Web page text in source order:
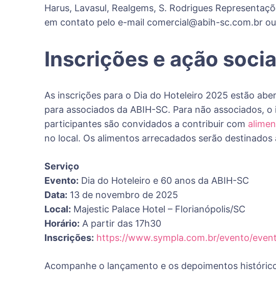
Harus, Lavasul, Realgems, S. Rodrigues
em contato pelo e-mail comercial@abih-sc.com.br
Inscrições e ação
As inscrições para o Dia do Hoteleiro 2025 estão
para associados da ABIH-SC. Para não associados,
participantes são convidados a contribuir com
no local. Os alimentos arrecadados serão
Serviço
Evento: Dia do Hoteleiro e 60 anos da ABIH-SC
Data: 13 de novembro de 2025
Local: Majestic Palace Hotel – Florianópolis/SC
Horário: A partir das 17h30
Inscrições: https://www.sympla.com.br/evento/
Acompanhe o lançamento e os depoimentos